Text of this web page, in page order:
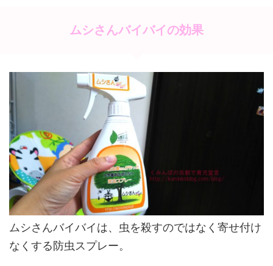
ムシさんバイバイの効果
ムシさんバイバイは、虫を殺すのではなく寄せ付け
なくする防虫スプレー。